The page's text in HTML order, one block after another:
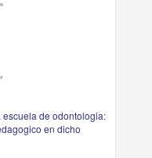
de odontologia:
en dicho